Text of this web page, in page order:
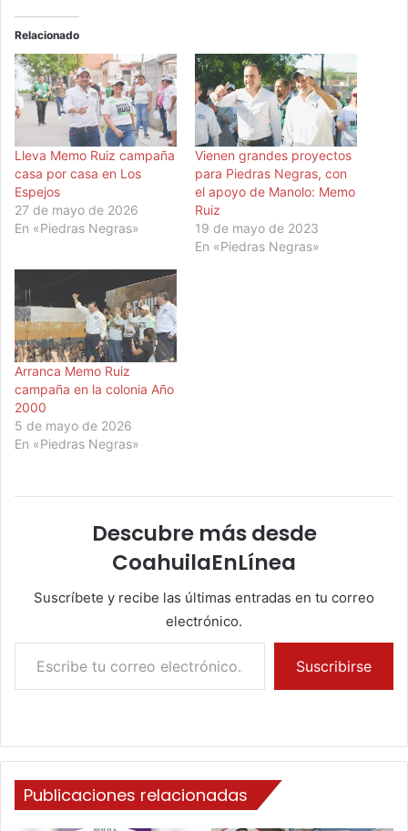
Relacionado
Lleva Memo Ruiz campaña
casa por casa en Los
Espejos
27 de mayo de 2026
En «Piedras Negras»
Vienen grandes proyectos
para Piedras Negras, con
el apoyo de Manolo: Memo
Ruiz
19 de mayo de 2023
En «Piedras Negras»
Arranca Memo Ruiz
campaña en la colonia Año
2000
5 de mayo de 2026
En «Piedras Negras»
Descubre más desde
CoahuilaEnLínea
Suscríbete y recibe las últimas entradas en tu correo
electrónico.
Escribe tu correo electrónico…
Suscribirse
Publicaciones relacionadas